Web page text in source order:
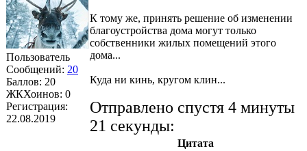
Пользователь
Сообщений: 20
Баллов: 20
ЖКХоинов: 0
Регистрация:
22.08.2019
К тому же, принять решение об изменении
благоустройства дома могут только
собственники жилых помещений этого
дома...
Куда ни кинь, кругом клин...
Отправлено спустя 4 минуты
21 секунды:
Цитата